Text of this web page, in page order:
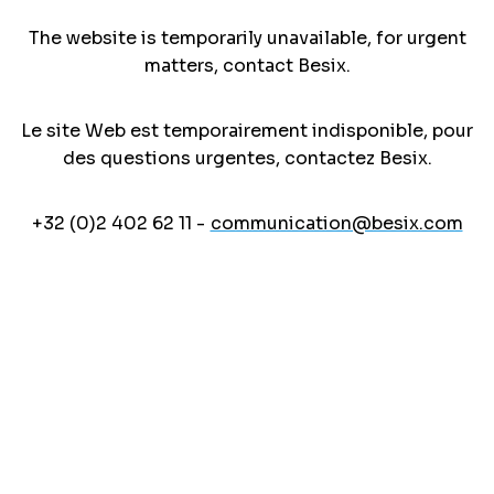
The website is temporarily unavailable, for urgent
matters, contact Besix.
Le site Web est temporairement indisponible, pour
des questions urgentes, contactez Besix.
+32 (0)2 402 62 11 - communication@besix.com